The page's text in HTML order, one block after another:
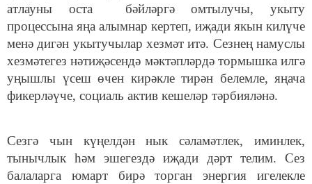
атлауны оста бәйләргә омтылучы, укыту
процессына яңа алымнар кертеп, иҗади якын килүче
менә дигән укытучылар хезмәт итә. Сезнең намуслы
хезмәтегез нәтиҗәсендә мәктәпләрдә тормышка илгә
уңышлы үсеш өчен кирәкле тирән белемле, яңача
фикерләүче, социаль актив кешеләр тәрбияләнә.
Сезгә чын күңелдән нык сәламәтлек, иминлек,
тынычлык һәм эшегездә иҗади дәрт телим. Сез
балаларга юмарт бирә торган энергия игелекле